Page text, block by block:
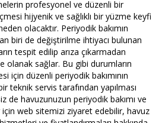
profesyonel ve düzenli bir
hijyenik ve sağlıklı bir yüzme keyfi
olacaktır. Periyodik bakımın
biri de değiştirilme ihtiyacı bulunan
tespit edilip arıza çıkarmadan
olanak sağlar. Bu gibi durumların
için düzenli periyodik bakımının
teknik servis tarafından yapılması
de havuzunuzun periyodik bakımı ve
web sitemizi ziyaret edebilir, havuz